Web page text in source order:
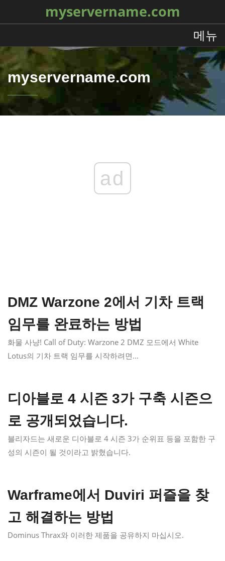
myservername.com
메뉴
myservername.com
ad
DMZ Warzone 2에서 기차 트랙
임무를 완료하는 방법
화물 사냥! Call of Duty: Warzone 2 DMZ 모드에서 White
Lotus의 기차 트랙 임무를 시작하려면...
디아블로 4 시즌 3가 구축 시즌으
로 공개되었습니다.
블리자드는 새로운 디아블로 4 시즌 3가 순위표 등을 포함한 구
성의 시즌이 될 것이라고 밝혔습니다.
Warframe에서 Duviri 퍼즐을 찾
고 해결하는 방법
Dominus Thrax와 이러한 제품을 공유하지 마십시오.